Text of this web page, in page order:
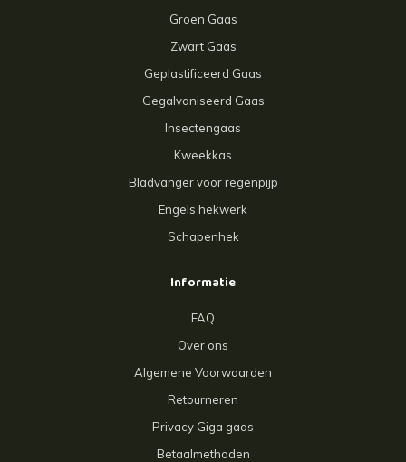
Groen Gaas
Zwart Gaas
Geplastificeerd Gaas
Gegalvaniseerd Gaas
Insectengaas
Kweekkas
Bladvanger voor regenpijp
Engels hekwerk
Schapenhek
Informatie
FAQ
Over ons
Algemene Voorwaarden
Retourneren
Privacy Giga gaas
Betaalmethoden